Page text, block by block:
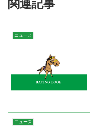
関連記事
ニュース
ニュース